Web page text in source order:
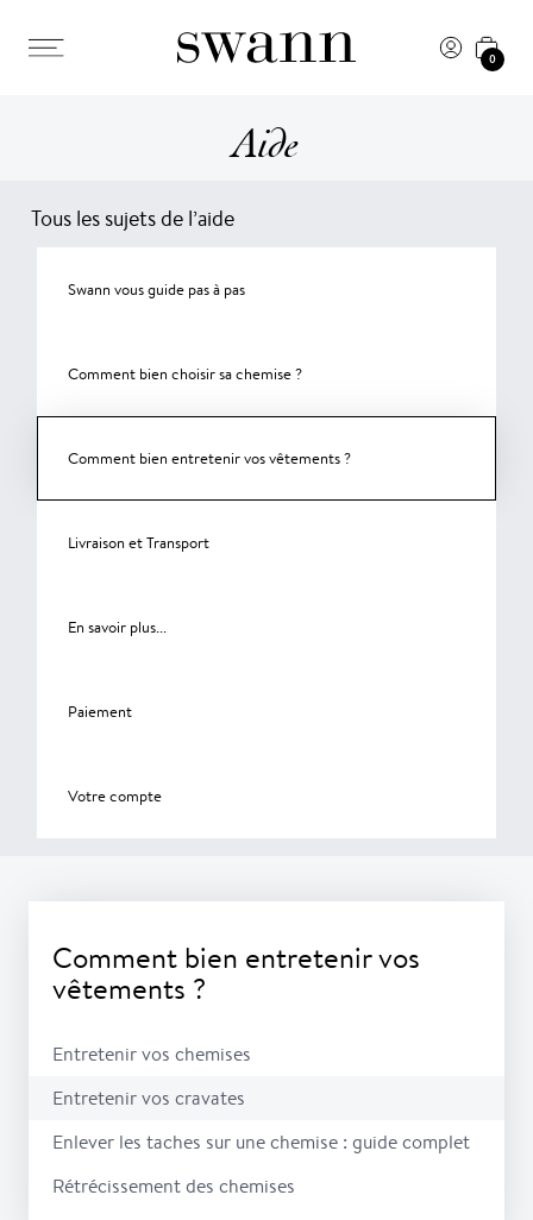
0
Aide
Tous les sujets de l’aide
Swann vous guide pas à pas
Comment bien choisir sa chemise ?
Comment bien entretenir vos vêtements ?
Livraison et Transport
En savoir plus...
Paiement
Votre compte
Comment bien entretenir vos
vêtements ?
Entretenir vos chemises
Entretenir vos cravates
Enlever les taches sur une chemise : guide complet
Rétrécissement des chemises